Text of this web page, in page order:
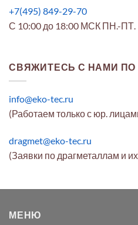
+7(495) 849-29-70
С 10:00 до 18:00 МСК ПН.-ПТ.
СВЯЖИТЕСЬ С НАМИ ПО
info@eko-tec.ru
(Работаем только с юр.
dragmet@eko-tec.ru
(Заявки по драгметаллам и
МЕНЮ